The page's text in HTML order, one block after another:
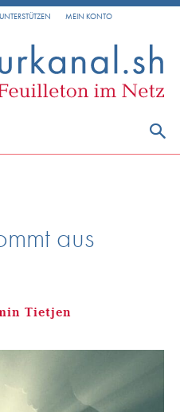
UNTERSTÜTZEN MEIN KONTO
aus
Tietjen